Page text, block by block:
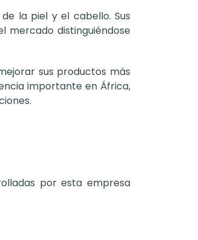
la piel y el cabello. Sus
mercado distinguiéndose
sus productos más
importante en África,
por esta empresa